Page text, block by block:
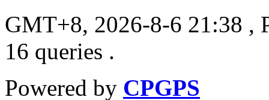
GMT+8, 2026-8-6 21:38 ,
16 queries .
Powered by CPGPS